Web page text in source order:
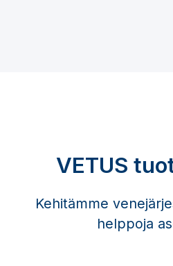
VETUS
Kehitämme
helppoja